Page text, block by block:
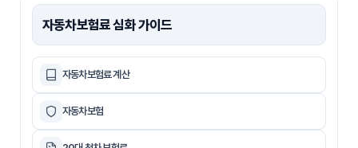
자동차보험료 심화 가이드
자동차보험료 계산
자동차보험